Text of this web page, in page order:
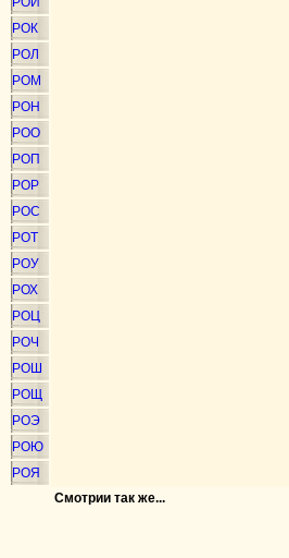
РОК
РОЛ
РОМ
РОН
РОО
РОП
РОР
РОС
РОТ
РОУ
РОХ
РОЦ
РОЧ
РОШ
РОЩ
РОЭ
РОЮ
РОЯ
Смотрии так же...